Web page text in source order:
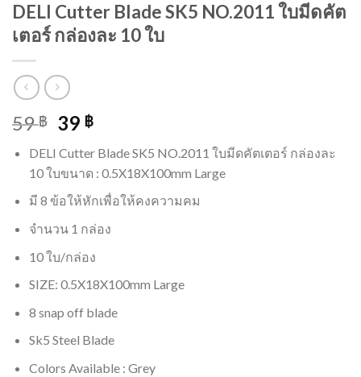
DELI Cutter Blade SK5 NO.2011 ใบมีดคัต
เตอร์ กล่องละ 10 ใบ
59฿ 39 ฿
DELI Cutter Blade SK5 NO.2011 ใบมีดคัตเตอร์ กล่องละ
10 ใบขนาด : 0.5X18X100mm Large
มี 8 ข้อให้หักเพื่อให้คงความคม
จำนวน 1 กล่อง
10 ใบ/กล่อง
SIZE: 0.5X18X100mm Large
8 snap off blade
Sk5 Steel Blade
Colors Available : Grey